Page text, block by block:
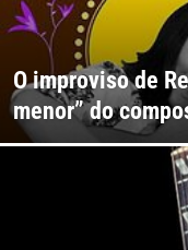
O improviso de
menor” do